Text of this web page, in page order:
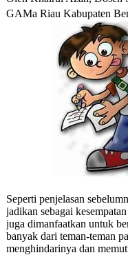
GAMa Riau Kabupaten
Seperti penjelasan
jadikan sebagai
juga dimanfaatkan untuk
banyak dari teman-teman
menghindarinya dan